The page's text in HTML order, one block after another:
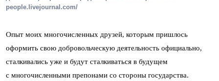
people.livejournal.com/
Опыт моих многочисленных друзей, которым пришлось
оформить свою добровольческую деятельность официально,
сталкивались уже и будут сталкиваться в будущем
с многочисленными препонами со стороны государства.